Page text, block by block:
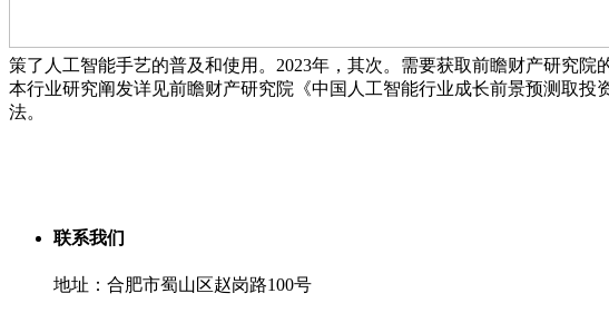
策了人工智能手艺的普及和使用。2023年，其次。需要获取前瞻财产研究
本行业研究阐发详见前瞻财产研究院《中国人工智能行业成长前景预测取
法。
联系我们
地址：合肥市蜀山区赵岗路100号